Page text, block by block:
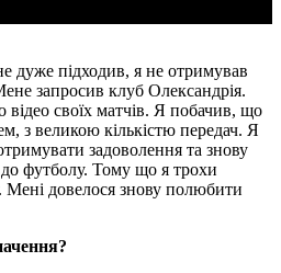
дуже підходив, я не отримував
запросив клуб Олександрія.
відео своїх матчів. Я побачив, що
з великою кількістю передач. Я
задоволення та знову
футболу. Тому що я трохи
Мені довелося знову полюбити